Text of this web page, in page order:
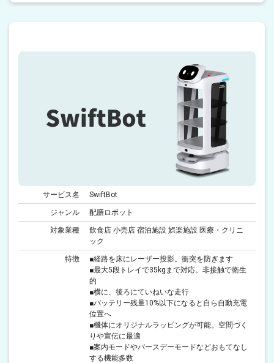
サービス名 SwiftBot
ジャンル 配膳ロボット
対象業種
飲食店 小売店 宿泊施設 娯楽施設 医療・クリニ
ック
特徴
■経路を床にレーザー投影。衝突を防ぎます
■最大5段トレイで35kgまで対応。非接触で衛生
的
■横に、後ろにていねいな走行
■バッテリー残量10%以下になると自ら自動充電
位置へ
■機体にオリジナルラッピングが可能。空間づく
りや宣伝に最適
■案内モードやバースデーモードなどおもてなし
する機能多数